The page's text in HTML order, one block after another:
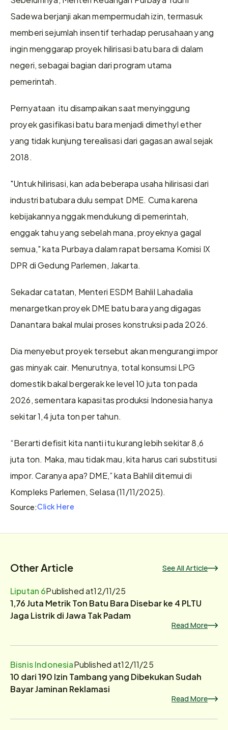
Sadewa berjanji akan mempermudah izin, termasuk
memberi sejumlah insentif terhadap perusahaan yang
ingin menggarap proyek hilirisasi batu bara di dalam
negeri, sebagai bagian dari program utama
pemerintah.
Pernyataan  itu disampaikan saat menyinggung
proyek gasifikasi batu bara menjadi dimethyl ether
yang tidak kunjung terealisasi dari gagasan awal sejak
2018.
"Untuk hilirisasi, kan ada beberapa usaha hilirisasi dari
industri batubara dulu sempat DME. Cuma karena
kebijakannya nggak mendukung di pemerintah,
enggak tahu yang sebelah mana, proyeknya gagal
semua," kata Purbaya dalam rapat bersama Komisi IX
DPR di Gedung Parlemen, Jakarta.
Sekadar catatan, Menteri ESDM Bahlil Lahadalia
menargetkan proyek DME batu bara yang digagas
Danantara bakal mulai proses konstruksi pada 2026.
Dia menyebut proyek tersebut akan mengurangi impor
gas minyak cair. Menurutnya, total konsumsi LPG
domestik bakal bergerak ke level 10 juta ton pada
2026, sementara kapasitas produksi Indonesia hanya
sekitar 1,4 juta ton per tahun.
“Berarti defisit kita nanti itu kurang lebih sekitar 8,6
juta ton. Maka, mau tidak mau, kita harus cari substitusi
impor. Caranya apa? DME,” kata Bahlil ditemui di
Kompleks Parlemen, Selasa (11/11/2025).
Source:Click Here
Other Article See All Article
Liputan 6Published at12/11/25
1,76 Juta Metrik Ton Batu Bara Disebar ke 4 PLTU
Jaga Listrik di Jawa Tak Padam
Read More
Bisnis IndonesiaPublished at12/11/25
10 dari 190 Izin Tambang yang Dibekukan Sudah
Bayar Jaminan Reklamasi
Read More